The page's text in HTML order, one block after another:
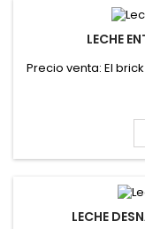
LECHE
Precio venta: El
LECHE